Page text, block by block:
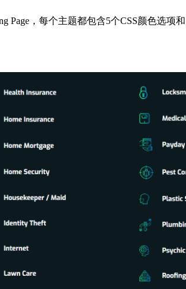
Page，每个主题都包含5个CSS颜色选